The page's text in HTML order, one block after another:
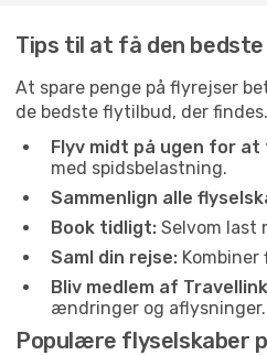
Tips til at få den
At spare penge på flyrejser
de bedste flytilbud, der
Flyv midt på ugen for
med spidsbelastning.
Sammenlign alle
Book tidligt: Selvom last
Saml din rejse:
Bliv medlem af
ændringer og aflysninger.
Populære flyselskaber